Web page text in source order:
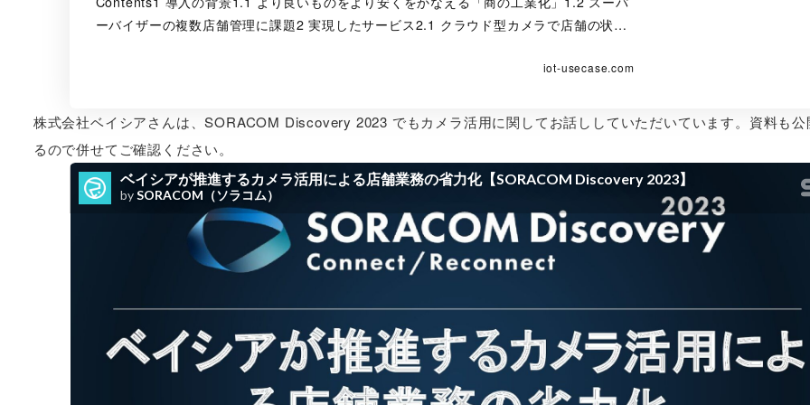
ーバイザーの複数店舗管理に課題2 実現したサービス2.1 クラウド型カメラで店舗の状…
iot-usecase.com
株式会社ベイシアさんは、SORACOM Discovery 2023 でもカメラ活用に関してお話ししていただいています。資料も公
るので併せてご確認ください。